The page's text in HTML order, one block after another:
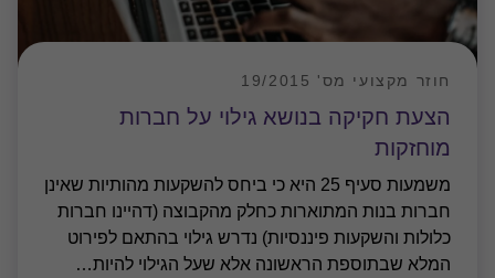
הצעת חקיקה בנושא גילוי על חברות
מוחזקות
חוזר מקצועי מס' 19/2015
משמעות סעיף 25 היא כי ביחס להשקעות מהותיות שאינן
חברות בנות המתוארות כחלק מהקבוצה (דהיינו חברות
כלולות והשקעות פיננסיות) נדרש גילוי בהתאם לפירוט
המלא שבתוספת הראשונה אלא שעל הגילוי להיות…